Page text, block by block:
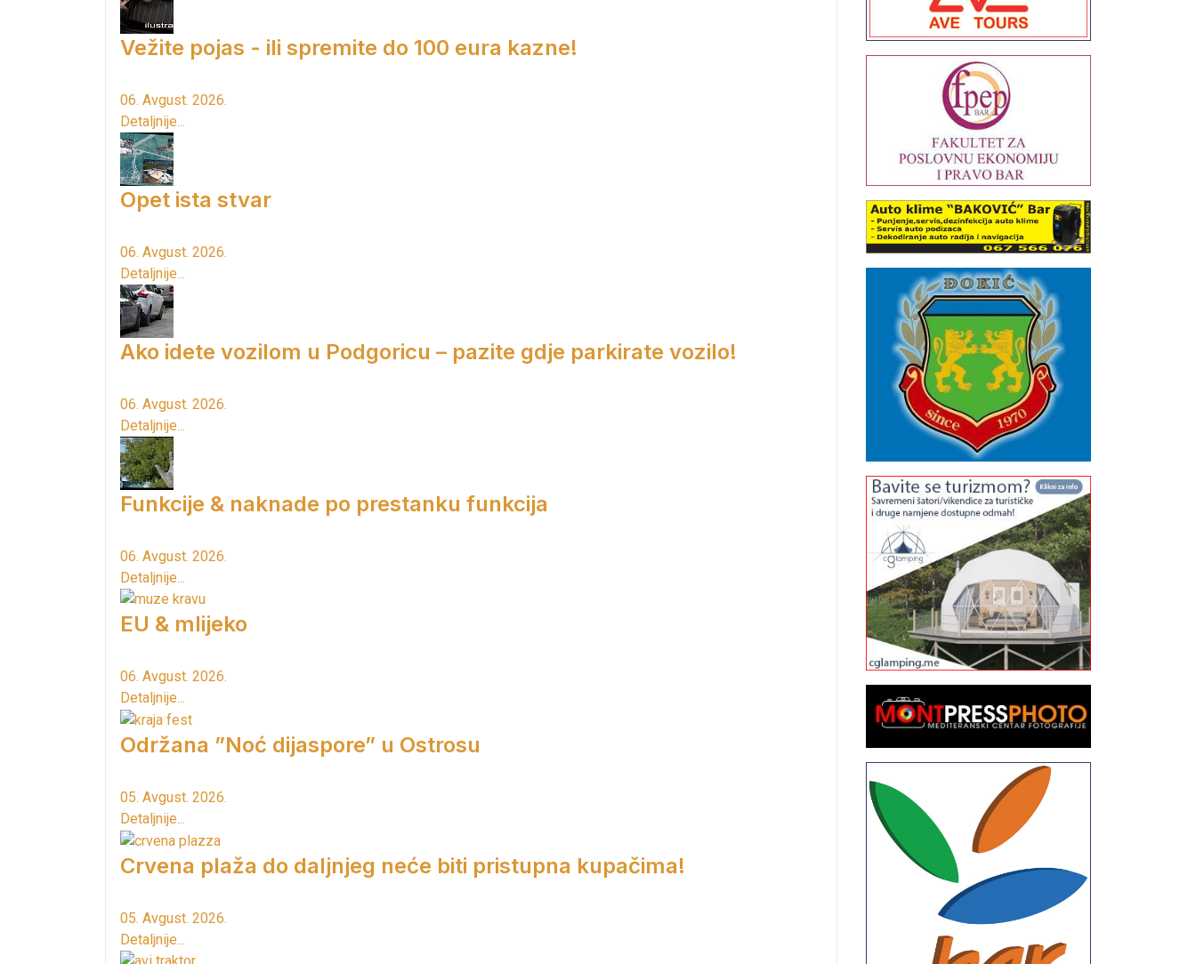
Vežite pojas - ili spremite do 100 eura kazne!
06. Avgust. 2026.
Detaljnije...
Opet ista stvar
06. Avgust. 2026.
Detaljnije...
Ako idete vozilom u Podgoricu – pazite gdje parkirate vozilo!
06. Avgust. 2026.
Detaljnije...
Funkcije & naknade po prestanku funkcija
06. Avgust. 2026.
Detaljnije...
EU & mlijeko
06. Avgust. 2026.
Detaljnije...
Održana ”Noć dijaspore” u Ostrosu
05. Avgust. 2026.
Detaljnije...
Crvena plaža do daljnjeg neće biti pristupna kupačima!
05. Avgust. 2026.
Detaljnije...